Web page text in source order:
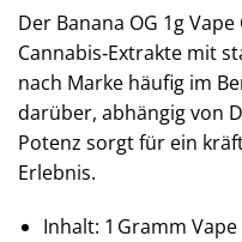
Der Banana OG 1g
Cannabis‑Extrakte mit
nach Marke häufig im
darüber, abhängig von
Potenz sorgt für ein
Erlebnis.
Inhalt: 1 Gramm